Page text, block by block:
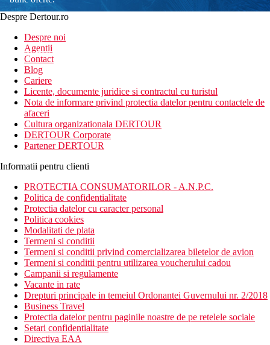
newsletter!
Despre Dertour.ro
Despre noi
Agentii
Contact
Blog
Cariere
Licente, documente juridice si contractul cu turistul
Nota de informare privind protectia datelor pentru contactele de
afaceri
Cultura organizationala DERTOUR
DERTOUR Corporate
Partener DERTOUR
Informatii pentru clienti
PROTECTIA CONSUMATORILOR - A.N.P.C.
Politica de confidentialitate
Protectia datelor cu caracter personal
Politica cookies
Modalitati de plata
Termeni si conditii
Termeni si conditii privind comercializarea biletelor de avion
Termeni si conditii pentru utilizarea voucherului cadou
Campanii si regulamente
Vacante in rate
Drepturi principale in temeiul Ordonantei Guvernului nr. 2/2018
Business Travel
Protectia datelor pentru paginile noastre de pe retelele sociale
Setari confidentialitate
Directiva EAA